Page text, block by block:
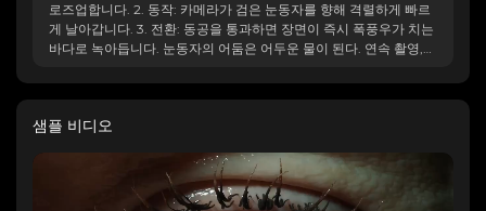
로즈업합니다. 2. 동작: 카메라가 검은 눈동자를 향해 격렬하게 빠르
게 날아갑니다. 3. 전환: 동공을 통과하면 장면이 즉시 폭풍우가 치는
바다로 녹아듭니다. 눈동자의 어둠은 어두운 물이 된다. 연속 촬영,
샘플 비디오